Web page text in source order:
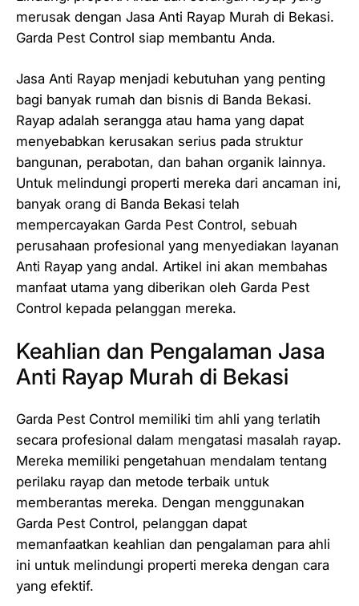
merusak dengan Jasa Anti Rayap Murah di Bekasi.
Garda Pest Control siap membantu Anda.
Jasa Anti Rayap menjadi kebutuhan yang penting
bagi banyak rumah dan bisnis di Banda Bekasi.
Rayap adalah serangga atau hama yang dapat
menyebabkan kerusakan serius pada struktur
bangunan, perabotan, dan bahan organik lainnya.
Untuk melindungi properti mereka dari ancaman ini,
banyak orang di Banda Bekasi telah
mempercayakan Garda Pest Control, sebuah
perusahaan profesional yang menyediakan layanan
Anti Rayap yang andal. Artikel ini akan membahas
manfaat utama yang diberikan oleh Garda Pest
Control kepada pelanggan mereka.
Keahlian dan Pengalaman Jasa
Anti Rayap Murah di Bekasi
Garda Pest Control memiliki tim ahli yang terlatih
secara profesional dalam mengatasi masalah rayap.
Mereka memiliki pengetahuan mendalam tentang
perilaku rayap dan metode terbaik untuk
memberantas mereka. Dengan menggunakan
Garda Pest Control, pelanggan dapat
memanfaatkan keahlian dan pengalaman para ahli
ini untuk melindungi properti mereka dengan cara
yang efektif.